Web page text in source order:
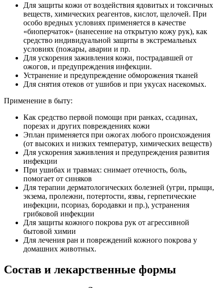
Для защиты кожи от воздействия ядовитых и токсичных
веществ, химических реагентов, кислот, щелочей. При
особо вредных условиях применяется в качестве
«биоперчаток» (нанесение на открытую кожу рук), как
средство индивидуальной защиты в экстремальных
условиях (пожары, аварии и пр.
Для ускорения заживления кожи, пострадавшей от
ожогов, и предупреждения инфекции.
Устранение и предупреждение обморожения тканей
Для снятия отеков от ушибов и при укусах насекомых.
Применение в быту:
Как средство первой помощи при ранках, ссадинах,
порезах и других повреждениях кожи
Эплан применяется при ожогах любого происхождения
(от высоких и низких температур, химических веществ)
Для ускорения заживления и предупреждения развития
инфекции
При ушибах и травмах: снимает отечность, боль,
помогает от синяков
Для терапии дерматологических болезней (угри, прыщи,
экзема, пролежни, потертости, язвы, герпетические
инфекции, псориаз, бородавки и пр.), устранения
грибковой инфекции
Для защиты кожного покрова рук от агрессивной
бытовой химии
Для лечения ран и повреждений кожного покрова у
домашних животных.
Состав и лекарственные формы